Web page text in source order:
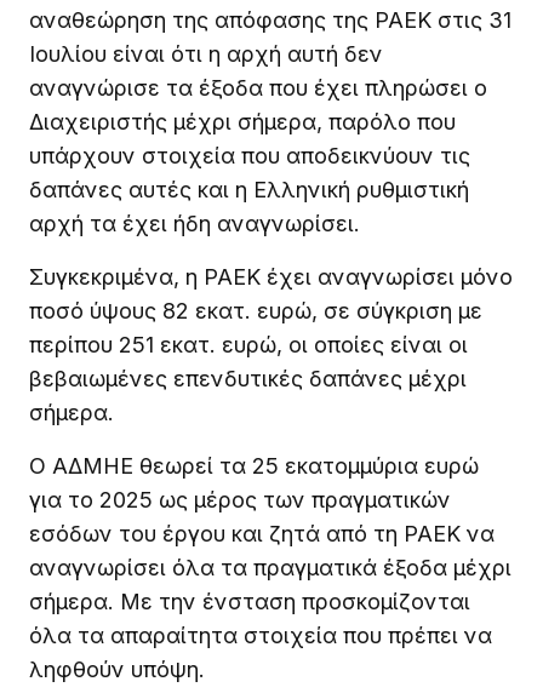
αναθεώρηση της απόφασης της ΡΑΕΚ στις 31
Ιουλίου είναι ότι η αρχή αυτή δεν
αναγνώρισε τα έξοδα που έχει πληρώσει ο
Διαχειριστής μέχρι σήμερα, παρόλο που
υπάρχουν στοιχεία που αποδεικνύουν τις
δαπάνες αυτές και η Ελληνική ρυθμιστική
αρχή τα έχει ήδη αναγνωρίσει.
Συγκεκριμένα, η ΡΑΕΚ έχει αναγνωρίσει μόνο
ποσό ύψους 82 εκατ. ευρώ, σε σύγκριση με
περίπου 251 εκατ. ευρώ, οι οποίες είναι οι
βεβαιωμένες επενδυτικές δαπάνες μέχρι
σήμερα.
Ο ΑΔΜΗΕ θεωρεί τα 25 εκατομμύρια ευρώ
για το 2025 ως μέρος των πραγματικών
εσόδων του έργου και ζητά από τη ΡΑΕΚ να
αναγνωρίσει όλα τα πραγματικά έξοδα μέχρι
σήμερα. Με την ένσταση προσκομίζονται
όλα τα απαραίτητα στοιχεία που πρέπει να
ληφθούν υπόψη.